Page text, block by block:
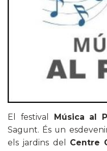
El festival Música al
Sagunt. És un
els jardins del Centre